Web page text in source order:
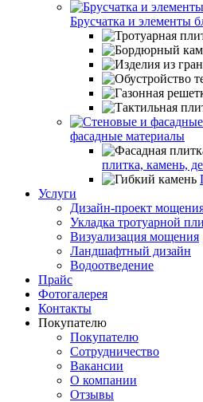
Брусчатка и элементы
фасадные материалы
плитка, камень,
Услуги
Дизайн-проект
Укладка тротуарной
Визуализация мощения
Ландшафтный дизайн
Водоотведение
Прайс
Фотогалерея
Контакты
Покупателю
Покупателю
Сотрудничество
Вакансии
О компании
Отзывы